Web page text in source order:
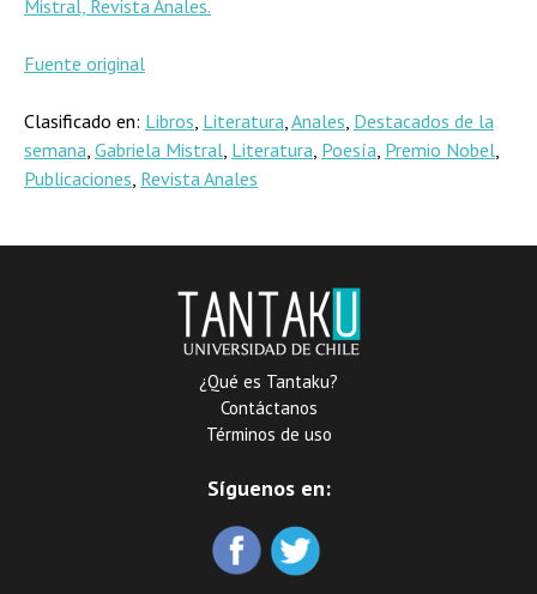
Mistral, Revista Anales.
Fuente original
Clasificado en: Libros, Literatura,Anales, Destacados de la
semana, Gabriela Mistral, Literatura, Poesía, Premio Nobel,
Publicaciones, Revista Anales
¿Qué es Tantaku?
Contáctanos
Términos de uso
Síguenos en: